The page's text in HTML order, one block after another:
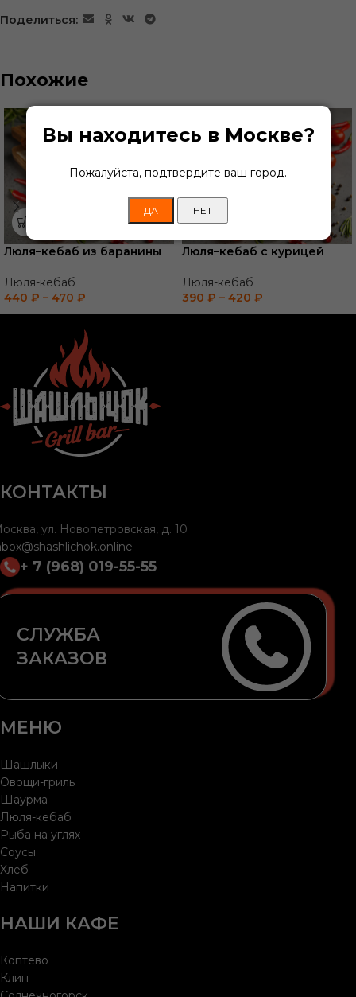
Поделиться:
Похожие
Люля–кебаб из баранины
Люля-кебаб
440 ₽ – 470 ₽
Люля–кебаб с курицей
Люля-кебаб
390 ₽ – 420 ₽
КОНТАКТЫ
ул. Новопетровская, д. 10
+ 7 (968) 019-55-55
СЛУЖБА
ЗАКАЗОВ
МЕНЮ
Шашлыки
Овощи-гриль
Шаурма
Люля-кебаб
Рыба на углях
Соусы
Хлеб
Напитки
НАШИ КАФЕ
Коптево
Клин
Вы находитесь в Москве?
Пожалуйста, подтвердите ваш город.
ДА НЕТ